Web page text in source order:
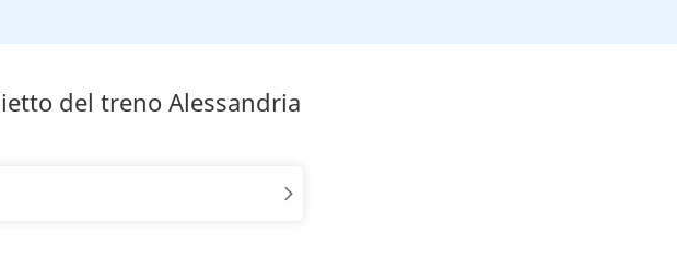
del treno Alessandria